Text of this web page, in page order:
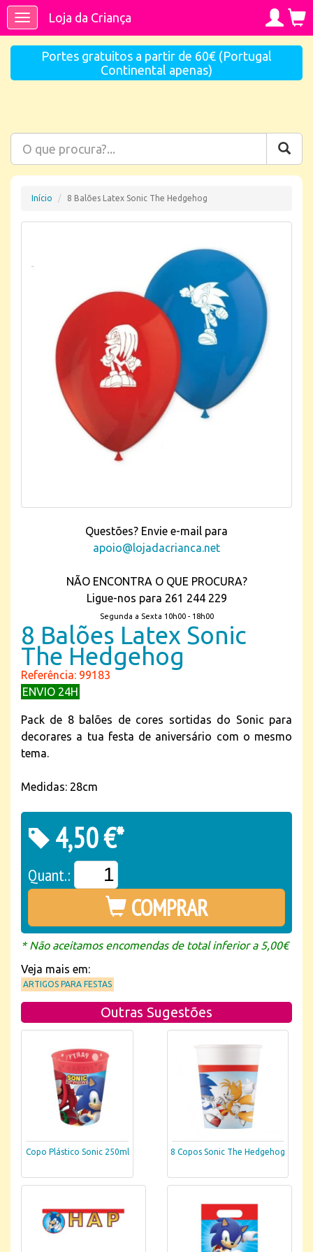
ToggleLoja da Criança
Portes gratuitos a partir de 60€ (Portugal
Continental apenas)
Início 8 Balões Latex Sonic The Hedgehog
Questões? Envie e-mail para
apoio@lojadacrianca.net
NÃO ENCONTRA O QUE PROCURA?
Ligue-nos para 261 244 229
Segunda a Sexta 10h00 - 18h00
8 Balões Latex Sonic
The Hedgehog
Referência: 99183
ENVIO 24H
Pack de 8 balões de cores sortidas do Sonic para
decorares a tua festa de aniversário com o mesmo
tema.
Medidas: 28cm
4,50 €*
Quant.:
COMPRAR
* Não aceitamos encomendas de total inferior a 5,00€
Veja mais em:
ARTIGOS PARA FESTAS
Outras Sugestões
Copo Plástico Sonic 250ml 8 Copos Sonic The Hedgehog